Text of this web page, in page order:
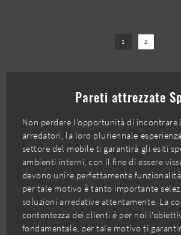
1 2
Pareti attrezzate
Non perdere l'opportunità di incontrare
arredatori, la loro pluriennale
settore del mobile ti garantirà gli esiti
ambienti interni, con il fine di essere
devono unire perfettamente funzionalità
per tale motivo è tanto importante
soluzioni arredative attentamente. La
contentezza dei clienti è per noi
fondamentale, per tale motivo ti